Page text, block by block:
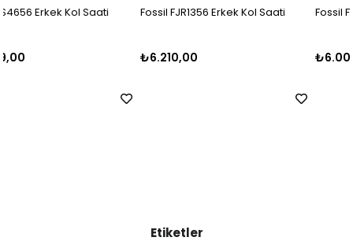
Fossil FJR1356 Erkek Kol Saati
₺6.210,00
Fossil FFS5024 Erkek Kol Saati
₺6.000,00
Etiketler